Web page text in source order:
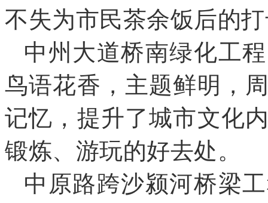
不失为市民茶余饭后的
中州大道桥南绿化工
鸟语花香 ， 主题鲜明 ，
记忆 ， 提升了城市文化
锻炼、游玩的好去处。
中原路跨沙颍河桥梁